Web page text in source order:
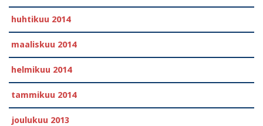
huhtikuu 2014
maaliskuu 2014
helmikuu 2014
tammikuu 2014
joulukuu 2013